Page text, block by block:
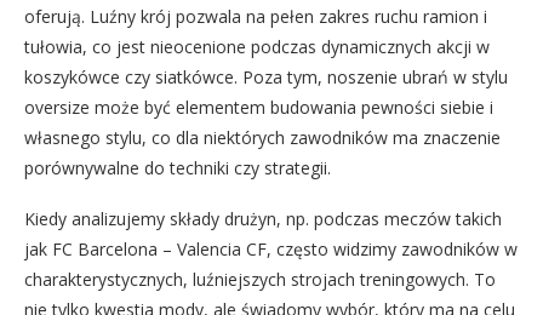
oferują. Luźny krój pozwala na pełen zakres ruchu ramion i
tułowia, co jest nieocenione podczas dynamicznych akcji w
koszykówce czy siatkówce. Poza tym, noszenie ubrań w stylu
oversize może być elementem budowania pewności siebie i
własnego stylu, co dla niektórych zawodników ma znaczenie
porównywalne do techniki czy strategii.
Kiedy analizujemy składy drużyn, np. podczas meczów takich
jak FC Barcelona – Valencia CF, często widzimy zawodników w
charakterystycznych, luźniejszych strojach treningowych. To
nie tylko kwestia mody, ale świadomy wybór, który ma na celu